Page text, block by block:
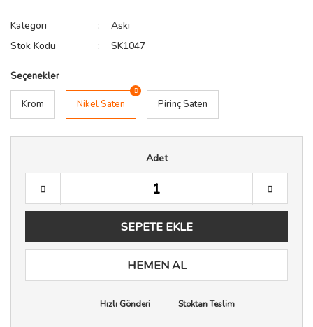
Kategori
Askı
Stok Kodu
SK1047
Seçenekler
Krom Nikel Saten Pirinç Saten
Adet
SEPETE EKLE
HEMEN AL
Hızlı Gönderi Stoktan Teslim